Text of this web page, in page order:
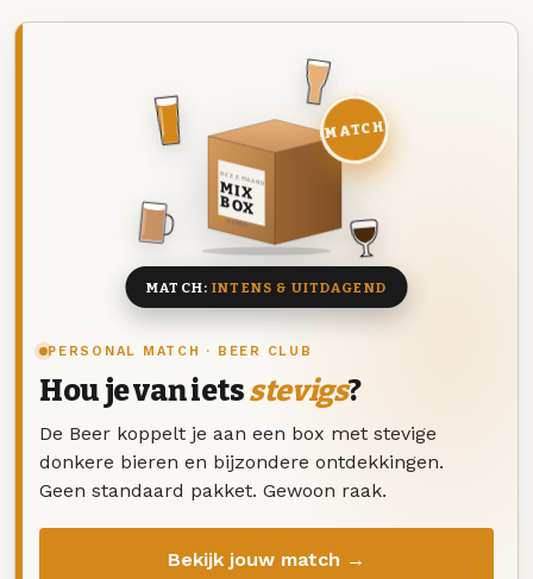
PERSONAL MATCH · BEER CLUB
Hou je van ietsstevigs?
De Beer koppelt je aan een box met stevige
donkere bieren en bijzondere ontdekkingen.
Geen standaard pakket. Gewoon raak.
Bekijk jouw match →
DEZE MAAND
MIX
BOX
8 BIEREN
MATCH
MATCH:INTENS & UITDAGEND